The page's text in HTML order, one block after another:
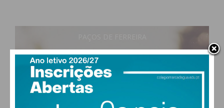
25°
58% humidade
vento: 1m/s ONO